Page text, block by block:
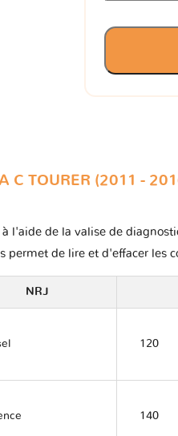
C TOURER (2011 -
l'aide de la valise de
de lire et d'effacer les
NRJ
120
140